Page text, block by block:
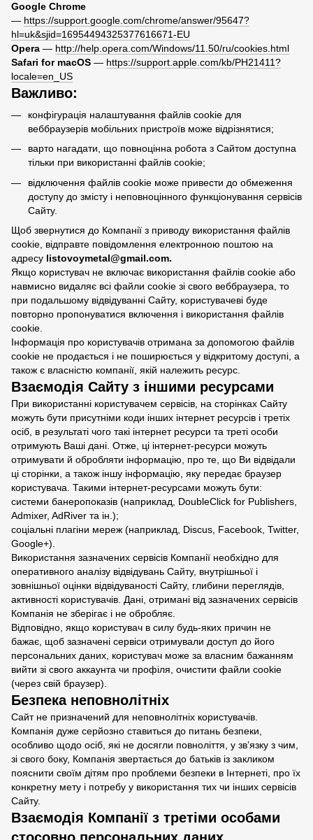
Google Chrome
— https://support.google.com/chrome/answer/95647?
hl=uk&sjid=16954494325377616671-EU
Opera — http://help.opera.com/Windows/11.50/ru/cookies.html
Safari for macOS — https://support.apple.com/kb/PH21411?
locale=en_US
Важливо:
конфігурація налаштування файлів cookie для
веббраузерів мобільних пристроїв може відрізнятися;
варто нагадати, що повноцінна робота з Сайтом доступна
тільки при використанні файлів cookie;
відключення файлів cookie може привести до обмеження
доступу до змісту і неповноцінного функціонування сервісів
Сайту.
Щоб звернутися до Компанії з приводу використання файлів
cookie, відправте повідомлення електронною поштою на
адресу listovoymetal@gmail.com.
Якщо користувач не включає використання файлів cookie або
навмисно видаляє всі файли cookie зі свого веббраузера, то
при подальшому відвідуванні Сайту, користувачеві буде
повторно пропонуватися включення і використання файлів
cookie.
Інформація про користувачів отримана за допомогою файлів
cookie не продається і не поширюється у відкритому доступі, а
також є власністю компанії, якій належить ресурс.
Взаємодія Сайту з іншими ресурсами
При використанні користувачем сервісів, на сторінках Сайту
можуть бути присутніми коди інших інтернет ресурсів і третіх
осіб, в результаті чого такі інтернет ресурси та треті особи
отримують Ваші дані. Отже, ці інтернет-ресурси можуть
отримувати й обробляти інформацію, про те, що Ви відвідали
ці сторінки, а також іншу інформацію, яку передає браузер
користувача. Такими інтернет-ресурсами можуть бути:
системи банеропоказів (наприклад, DoubleClick for Publishers,
Admixer, AdRiver та ін.);
соціальні плагіни мереж (наприклад, Discus, Facebook, Twitter,
Google+).
Використання зазначених сервісів Компанії необхідно для
оперативного аналізу відвідувань Сайту, внутрішньої і
зовнішньої оцінки відвідуваності Сайту, глибини переглядів,
активності користувачів. Дані, отримані від зазначених сервісів
Компанія не зберігає і не обробляє.
Відповідно, якщо користувач в силу будь-яких причин не
бажає, щоб зазначені сервіси отримували доступ до його
персональних даних, користувач може за власним бажанням
вийти зі свого аккаунта чи профіля, очистити файли cookie
(через свій браузер).
Безпека неповнолітніх
Сайт не призначений для неповнолітніх користувачів.
Компанія дуже серйозно ставиться до питань безпеки,
особливо щодо осіб, які не досягли повноліття, у зв’язку з чим,
зі свого боку, Компанія звертається до батьків із закликом
пояснити своїм дітям про проблеми безпеки в Інтернеті, про їх
конкретну мету і потребу у використання тих чи інших сервісів
Сайту.
Взаємодія Компанії з третіми особами